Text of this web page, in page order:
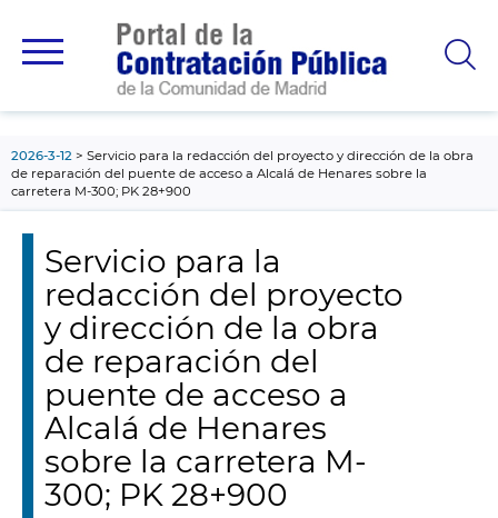
principal
2026-3-12
Servicio para la redacción del proyecto y dirección de la obra
de reparación del puente de acceso a Alcalá de Henares sobre la
carretera M-300; PK 28+900
Servicio para la
redacción del proyecto
y dirección de la obra
de reparación del
puente de acceso a
Alcalá de Henares
sobre la carretera M-
300; PK 28+900